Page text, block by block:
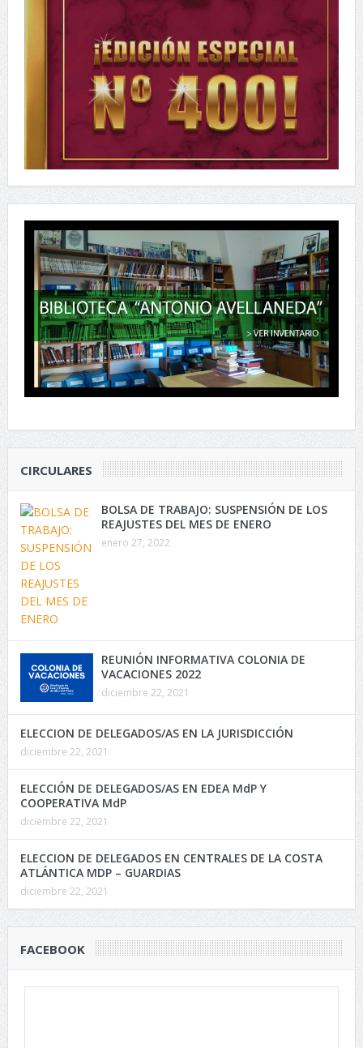
CIRCULARES
BOLSA DE TRABAJO: SUSPENSIÓN DE LOS
REAJUSTES DEL MES DE ENERO
enero 27, 2022
REUNIÓN INFORMATIVA COLONIA DE
VACACIONES 2022
diciembre 22, 2021
ELECCION DE DELEGADOS/AS EN LA JURISDICCIÓN
diciembre 22, 2021
ELECCIÓN DE DELEGADOS/AS EN EDEA MdP Y
COOPERATIVA MdP
diciembre 22, 2021
ELECCION DE DELEGADOS EN CENTRALES DE LA COSTA
ATLÁNTICA MDP – GUARDIAS
diciembre 22, 2021
FACEBOOK